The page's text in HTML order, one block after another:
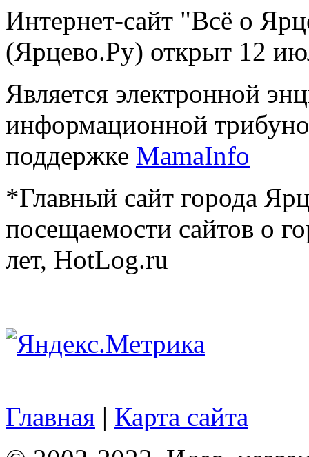
Интернет-сайт "Всё о
(Ярцево.Ру) открыт 12
Является электронной
информационной
поддержке MamaInfo
*Главный сайт города
посещаемости сайтов о
лет, HotLog.ru
Главная | Карта сайта